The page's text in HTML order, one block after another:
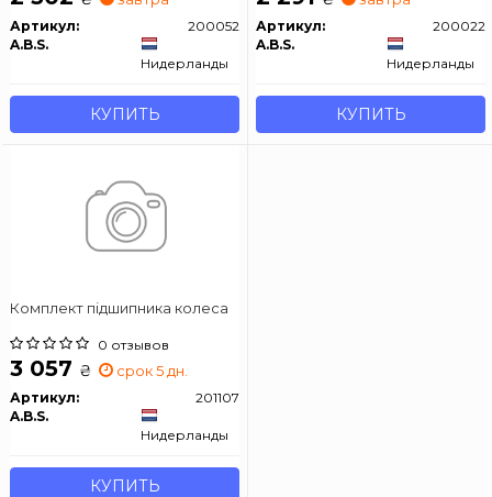
Артикул:
200052
A.B.S.
Нидерланды
КУПИТЬ
Артикул:
200022
A.B.S.
Нидерланды
КУПИТЬ
Комплект підшипника колеса
0 отзывов
3 057 ₴ срок 5 дн.
Артикул:
201107
A.B.S.
Нидерланды
КУПИТЬ